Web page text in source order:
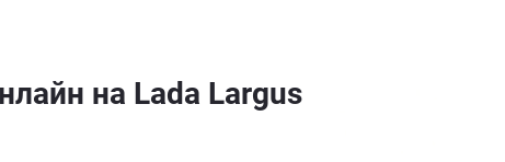
на Lada Largus